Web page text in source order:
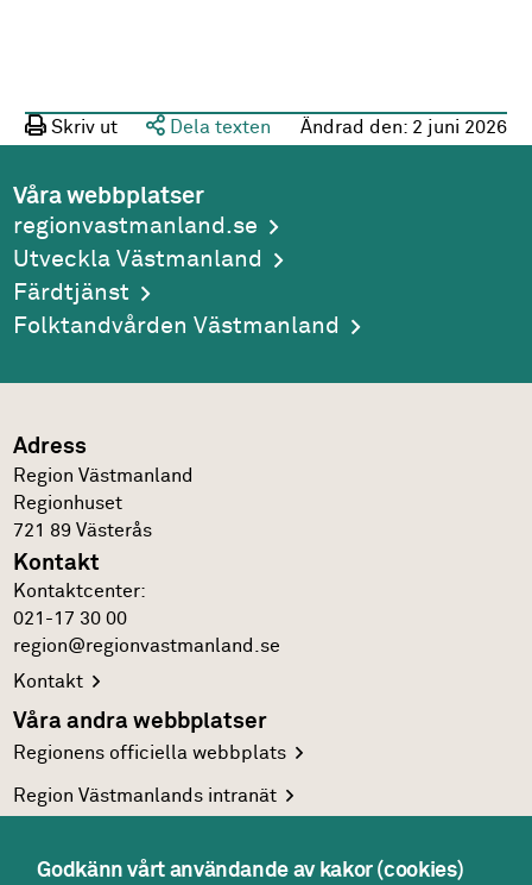
Skriv ut Dela texten Ändrad den: 2 juni 2026
Våra webbplatser
regionvastmanland.se
Utveckla Västmanland
Färdtjänst
Folktandvården Västmanland
Adress
Region Västmanland
Regionhuset
721 89 Västerås
Kontakt
Kontakt­center:
021-17 30 00
region@regionvastmanland.se
Kontakt
Våra andra webbplatser
Regionens officiellawebbplats
Region Västmanlandsintranät
Facebook
Godkänn vårt användande av kakor (cookies)